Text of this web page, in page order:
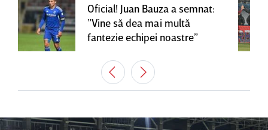
Oficial! Juan Bauza a semnat:
”Vine să dea mai multă
fantezie echipei noastre”